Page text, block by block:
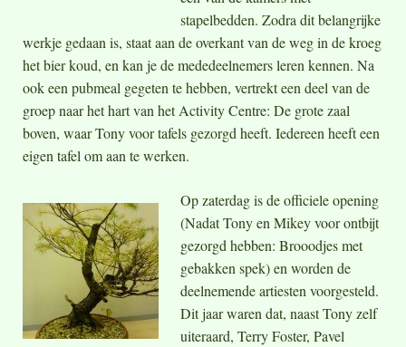
stapelbedden. Zodra dit belangrijke
werkje gedaan is, staat aan de overkant van de weg in de kroeg
het bier koud, en kan je de mededeelnemers leren kennen. Na
ook een pubmeal gegeten te hebben, vertrekt een deel van de
groep naar het hart van het Activity Centre: De grote zaal
boven, waar Tony voor tafels gezorgd heeft. Iedereen heeft een
eigen tafel om aan te werken.
Op zaterdag is de officiele opening
(Nadat Tony en Mikey voor ontbijt
gezorgd hebben: Brooodjes met
gebakken spek) en worden de
deelnemende artiesten voorgesteld.
Dit jaar waren dat, naast Tony zelf
uiteraard, Terry Foster, Pavel